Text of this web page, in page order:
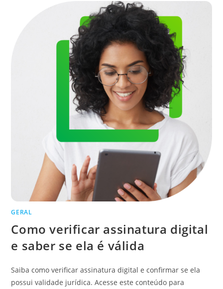
GERAL
Como verificar assinatura digital
e saber se ela é válida
Saiba como verificar assinatura digital e confirmar se ela
possui validade jurídica. Acesse este conteúdo para